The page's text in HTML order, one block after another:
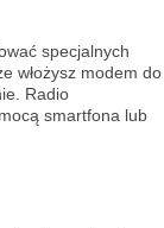
specjalnych
włożysz modem do
Radio
smartfona lub